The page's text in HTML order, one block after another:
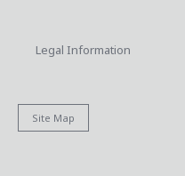
Legal Information
Site Map